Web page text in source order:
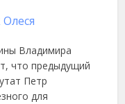
Владимира
что предыдущий
Петр
для